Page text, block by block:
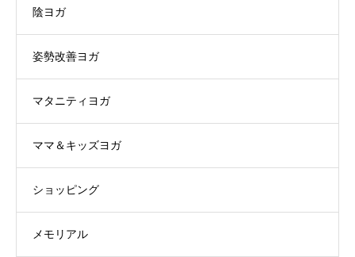
陰ヨガ
姿勢改善ヨガ
マタニティヨガ
ママ＆キッズヨガ
ショッピング
メモリアル